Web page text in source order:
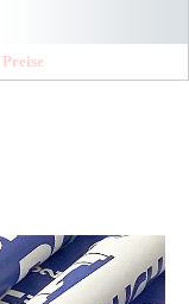
Preise